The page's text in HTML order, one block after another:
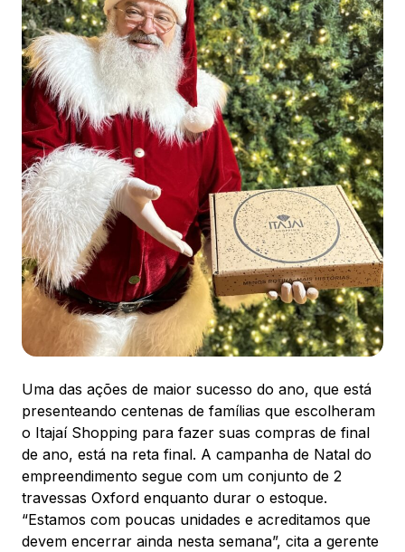
Ver local
Chamar Uber
CONTATO
(47) 3348-4609
Comodidades Eventos Cinema
Vitrine virtual
Uma das ações de maior sucesso do ano, que está
presenteando centenas de famílias que escolheram
o Itajaí Shopping para fazer suas compras de final
de ano, está na reta final. A campanha de Natal do
empreendimento segue com um conjunto de 2
travessas Oxford enquanto durar o estoque.
“Estamos com poucas unidades e acreditamos que
devem encerrar ainda nesta semana”, cita a gerente